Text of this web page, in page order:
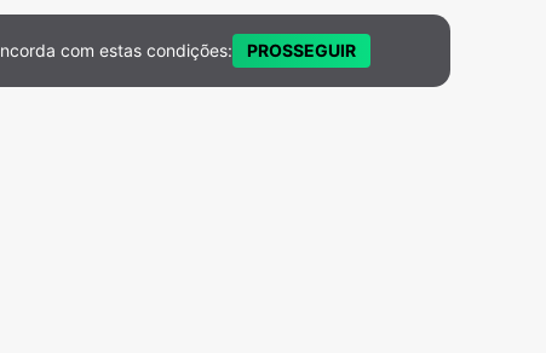
com estas condições: PROSSEGUIR